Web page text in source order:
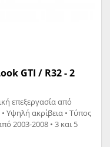
GTI / R32 - 2
επεξεργασία από
Υψηλή ακρίβεια • Τύπος
2003-2008 • 3 και 5